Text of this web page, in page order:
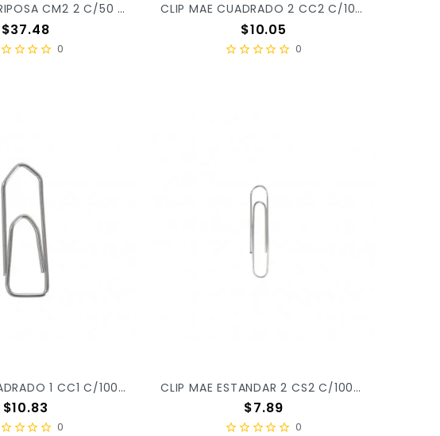
CLIP MAE MARIPOSA CM2 2 C/50 X/100
Precio
$37.48
0
CLIP MAE CUADRADO 2 CC2 C/100PZ X/300
Precio
$10.05
0
CLIP MAE CUADRADO 1 CC1 C/100PZ X/300
Precio
$10.83
0
CLIP MAE ESTANDAR 2 CS2 C/100PZ X/300
Precio
$7.89
0